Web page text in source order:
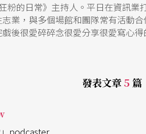
粉的日常》主持人。平日在資訊業
業，與多個場館和團隊常有活動
後很愛碎碎念很愛分享很愛寫心
發表文章5 篇